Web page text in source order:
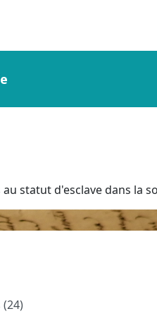
statut d'esclave dans la
(24)